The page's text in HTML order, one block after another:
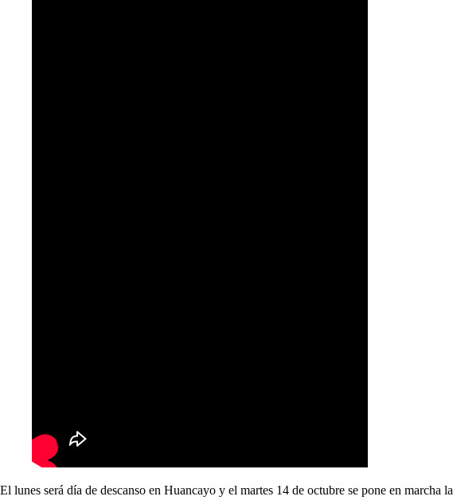
El lunes será día de descanso en Huancayo y el martes 14 de octubre se pone en